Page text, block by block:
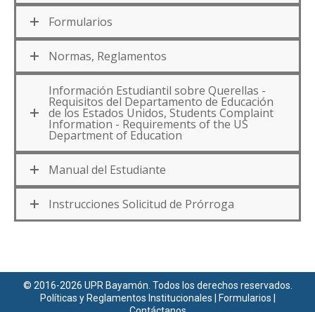
Formularios
Normas, Reglamentos
Información Estudiantil sobre Querellas -
Requisitos del Departamento de Educación
de los Estados Unidos, Students Complaint
Information - Requirements of the US
Department of Education
Manual del Estudiante
Instrucciones Solicitud de Prórroga
© 2016-2026 UPR Bayamón. Todos los derechos reservados.
Políticas y Reglamentos Institucionales
Formularios